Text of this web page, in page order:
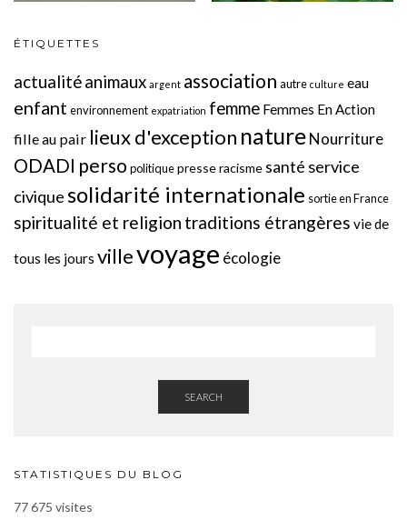
ÉTIQUETTES
actualitéanimaux argent association autre culture eau
enfant environnement expatriation femme Femmes En Action
fille au pair lieux d'exception natureNourriture
ODADI perso politiquepresseracisme santé service
civiquesolidarité internationale sortie en France
spiritualité et religion traditions étrangères vie de
tous les jours villevoyage écologie
SEARCH
STATISTIQUES DU BLOG
77 675 visites